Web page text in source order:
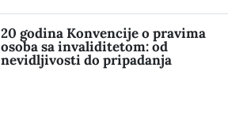
20 godina Konvencije o pravima
osoba sa invaliditetom: od
nevidljivosti do pripadanja